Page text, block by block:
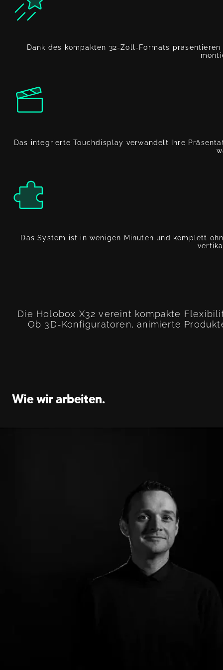
Dank des kompakten 32-Zoll-Formats
Das integrierte Touchdisplay verwandelt Ihre
Das System ist in wenigen Minuten und komplett
Die Holobox X32 vereint kompakte
Ob 3D-Konfiguratoren, animierte
Wie wir arbeiten.